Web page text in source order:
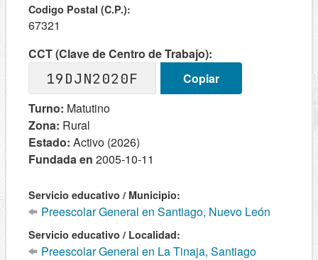
Codigo Postal (C.P.):
67321
CCT (Clave de Centro de Trabajo):
19DJN2020F
Copiar
Turno: Matutino
Zona: Rural
Estado: Activo (2026)
Fundada en 2005-10-11
Servicio educativo / Municipio:
Preescolar General en Santiago, Nuevo León
Servicio educativo / Localidad:
Preescolar General en La Tinaja, Santiago